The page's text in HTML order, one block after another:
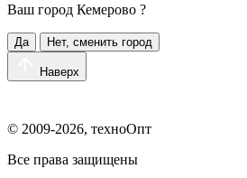
Ваш город Кемерово ?
Да Нет, сменить город
Наверх
© 2009-2026, техноОпт
Все права защищены